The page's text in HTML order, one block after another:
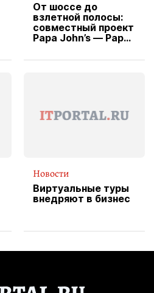
От шоссе до
взлетной полосы:
совместный проект
Papa John’s — Papa
вводит
Новости
Виртуальные туры
внедряют в бизнес